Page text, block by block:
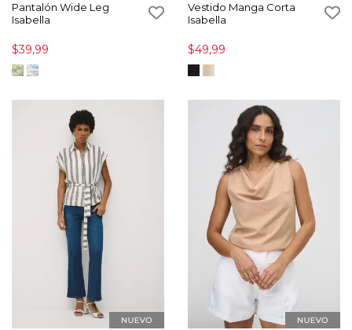
Pantalón Wide Leg
Isabella
$39,99
Vestido Manga Corta
Isabella
$49,99